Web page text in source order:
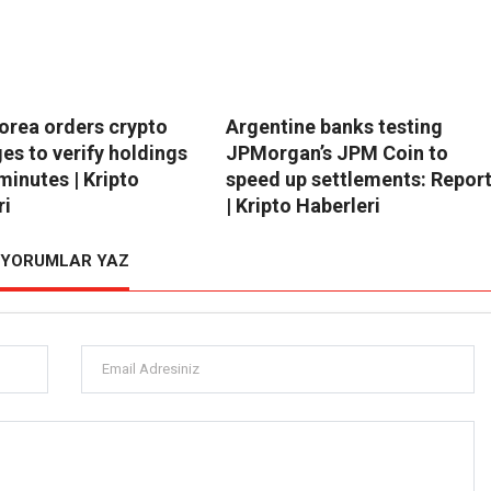
orders crypto
to verify holdings
| Kripto
Argentine banks testing
JPMorgan’s JPM Coin to
speed up settlements: Report
| Kripto Haberleri
YORUMLAR YAZ